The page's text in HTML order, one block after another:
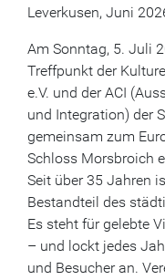
Leverkusen, Juni
Am Sonntag, 5. Juli
Treffpunkt der
e.V. und der ACI
und Integration) der
gemeinsam zum
Schloss Morsbroich
Seit über 35 Jahren
Bestandteil des
Es steht für gelebte
– und lockt jedes
und Besucher an.